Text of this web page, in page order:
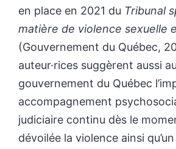
en place en 2021 du Tribunal
matière de violence sexuelle
(Gouvernement du Québec,
auteur·rices suggèrent aussi au
gouvernement du Québec
accompagnement
judiciaire continu dès le
dévoilée la violence ainsi